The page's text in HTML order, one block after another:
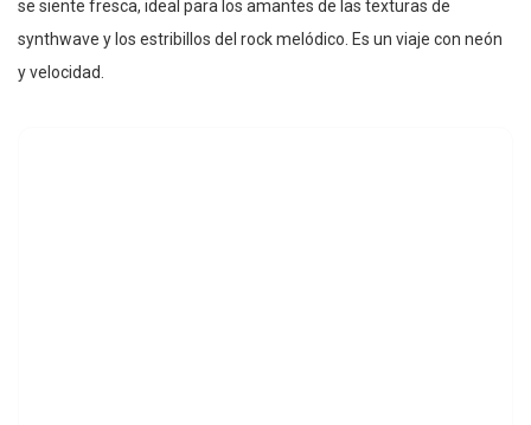
se siente fresca, ideal para los amantes de las texturas de
synthwave y los estribillos del rock melódico. Es un viaje con neón
y velocidad.